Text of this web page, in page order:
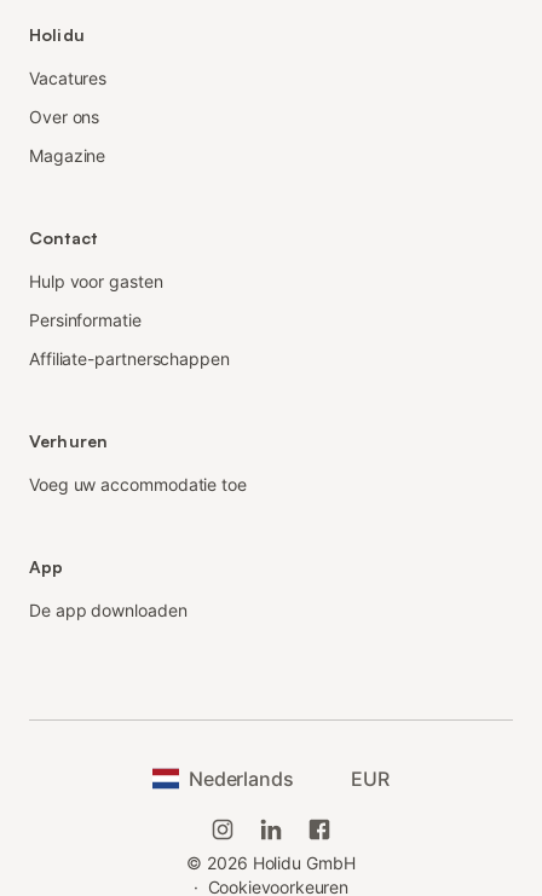
Holidu
Vacatures
Over ons
Magazine
Contact
Hulp voor gasten
Persinformatie
Affiliate-partnerschappen
Verhuren
Voeg uw accommodatie toe
App
De app downloaden
Nederlands EUR
© 2026 Holidu GmbH
· Cookievoorkeuren